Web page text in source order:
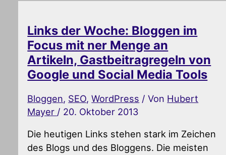
Links der Woche: Bloggen im
Focus mit ner Menge an
Artikeln, Gastbeitragregeln von
Google und Social Media Tools
Bloggen, SEO,WordPress / Von Hubert
Mayer / 20. Oktober 2013
Die heutigen Links stehen stark im Zeichen
des Blogs und des Bloggens. Die meisten